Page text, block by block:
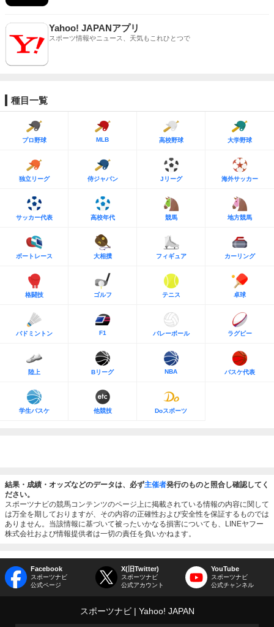
Yahoo! JAPANアプリ
スポーツ情報やニュース、天気もこれひとつで
種目一覧
プロ野球 MLB 高校野球 大学野球
独立リーグ 侍ジャパン Jリーグ 海外サッカー
サッカー代表 高校年代 競馬 地方競馬
ボートレース 大相撲 フィギュア カーリング
格闘技 ゴルフ テニス 卓球
バドミントン F1 バレーボール ラグビー
陸上 Bリーグ NBA バスケ代表
学生バスケ 他競技 Doスポーツ
結果・成績・オッズなどのデータは、必ず主催者発行のものと照合し確認してく
ださい。
スポーツナビの競馬コンテンツのページ上に掲載されている情報の内容に関して
は万全を期しておりますが、その内容の正確性および安全性を保証するものでは
ありません。当該情報に基づいて被ったいかなる損害についても、LINEヤフー
株式会社および情報提供者は一切の責任を負いかねます。
Facebook
スポーツナビ
公式ページ
X(旧Twitter)
スポーツナビ
公式アカウント
YouTube
スポーツナビ
公式チャンネル
スポーツナビ Yahoo! JAPAN